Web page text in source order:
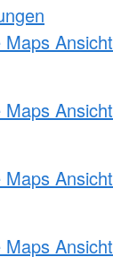
Ansicht
Ansicht
Ansicht
Ansicht